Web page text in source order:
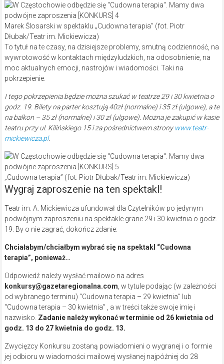
Marek Ślosarski w spektaklu „Cudowna terapia” (fot. Piotr
Dłubak/Teatr im. Mickiewicza)
To tytuł na te czasy, na dzisiejsze problemy, smutną codzienność, na
wywrotowość w kontaktach międzyludzkich, na odosobnienie, na
moc aktualnych emocji, nastrojów i wiadomości. Taki na
pokrzepienie.
I tego pokrzepienia będzie można szukać w teatrze 29 i 30 kwietnia o
godz. 19. Bilety na parter kosztują 40zł (normalne) i 35 zł (ulgowe), a te
na balkon – 35 zł (normalne) i 30 zł (ulgowe). Można je zakupić w kasie
teatru przy ul. Kilińskiego 15 i za pośrednictwem strony www.teatr-
mickiewicza.pl.
„Cudowna terapia” (fot. Piotr Dłubak/Teatr im. Mickiewicza)
Wygraj zaproszenie na ten spektakl!
Teatr im. A. Mickiewicza ufundował dla Czytelników po jedynym
podwójnym zaproszeniu na spektakle grane 29 i 30 kwietnia o godz.
19. By o nie zagrać, dokończ zdanie:
Chciałabym/chciałbym wybrać się na spektakl “Cudowna
terapia”, ponieważ…
Odpowiedź należy wysłać mailowo na adres
konkursy@gazetaregionalna.com , w tytule podając (w zależności
od wybranego terminu) “Cudowna terapia – 29 kwietnia” lub
“Cudowna terapia – 30 kwietnia” , a w treści także swoje imię i
nazwisko. Zadanie należy wykonać w terminie od 26 kwietnia od
godz. 13 do 27 kwietnia do godz. 13.
Zwycięzcy Konkursu zostaną powiadomieni o wygranej i o formie
jej odbioru w wiadomości mailowej wysłanej najpóźniej do 28